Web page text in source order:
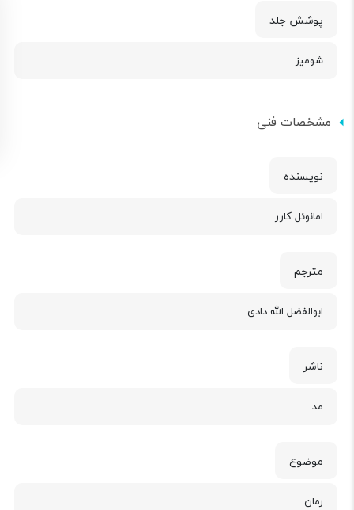
پوشش جلد
شومیز
مشخصات فنی
نویسنده
امانوئل کارر
مترجم
ابوالفضل الله دادی
ناشر
مد
موضوع
رمان